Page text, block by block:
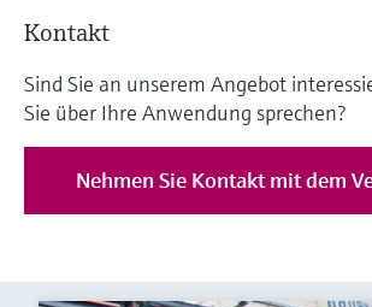
Kontakt
Sind Sie an unserem Angebot
Sie über Ihre Anwendung sprechen?
Nehmen Sie Kontakt mit dem